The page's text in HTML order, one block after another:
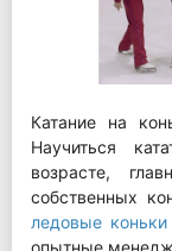
Катание на
Научиться
возрасте,
собственных
ледовые коньки